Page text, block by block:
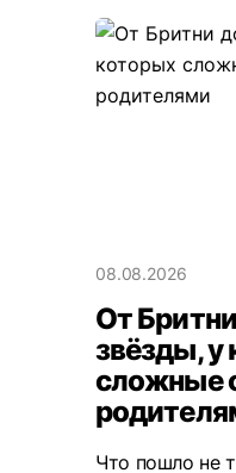
08.08.2026
От
звёзды, у
сложные
Что пошло не